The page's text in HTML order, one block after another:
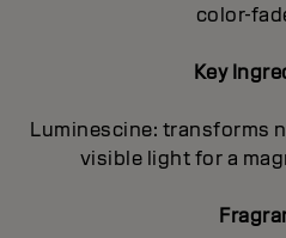
color-
Key
Luminescine: transforms
visible light for a